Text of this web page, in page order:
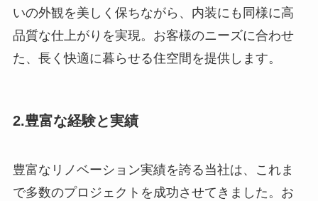
いの外観を美しく保ちながら、内装にも同様に高
品質な仕上がりを実現。お客様のニーズに合わせ
た、長く快適に暮らせる住空間を提供します。
2.豊富な経験と実績
豊富なリノベーション実績を誇る当社は、これま
で多数のプロジェクトを成功させてきました。お